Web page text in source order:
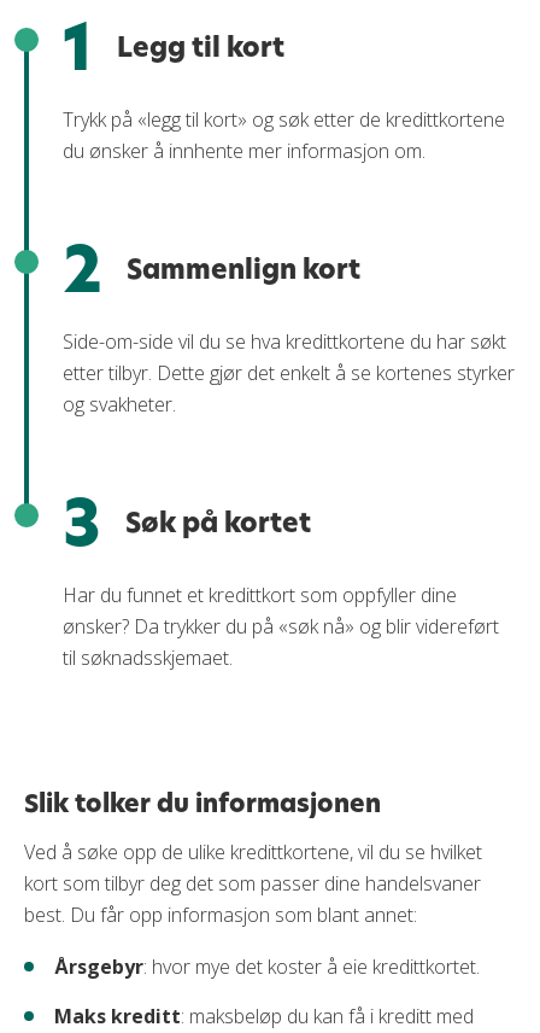
1 Legg til kort
Trykk på «legg til kort» og søk etter de kredittkortene
du ønsker å innhente mer informasjon om.
2 Sammenlign kort
Side-om-side vil du se hva kredittkortene du har søkt
etter tilbyr. Dette gjør det enkelt å se kortenes styrker
og svakheter.
3 Søk på kortet
Har du funnet et kredittkort som oppfyller dine
ønsker? Da trykker du på «søk nå» og blir videreført
til søknadsskjemaet.
Slik tolker du informasjonen
Ved å søke opp de ulike kredittkortene, vil du se hvilket
kort som tilbyr deg det som passer dine handelsvaner
best. Du får opp informasjon som blant annet:
Årsgebyr: hvor mye det koster å eie kredittkortet.
Maks kreditt: maksbeløp du kan få i kreditt med